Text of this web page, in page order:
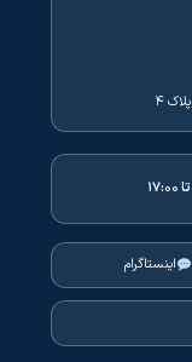
۴
اینستاگرام